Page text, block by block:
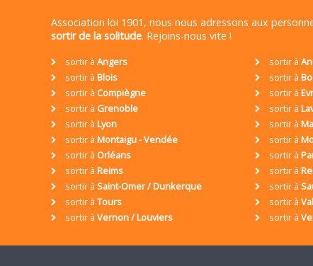
Association loi 1901, nous nous adressons aux
sortir de la solitude. Rejoins-nous vite !
sortir à Angers sortir à
sortir à Blois sortir à
sortir à Compiègne sortir à
sortir à Grenoble sortir à
sortir à Lyon sortir à
sortir à Montaigu - Vendée sortir à
sortir à Orléans sortir à
sortir à Reims sortir à
sortir à Saint-Omer / Dunkerque sortir à
sortir à Tours sortir à
sortir à Vernon / Louviers sortir à